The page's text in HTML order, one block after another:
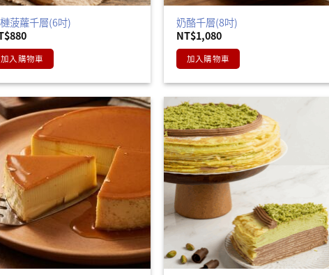
菠蘿千層(6吋)
880
加入購物車
奶酪千層(8吋)
NT$1,080
加入購物車